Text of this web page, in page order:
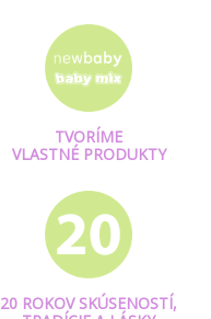
TVORÍME
VLASTNÉ PRODUKTY
20 ROKOV SKÚSENOSTÍ,